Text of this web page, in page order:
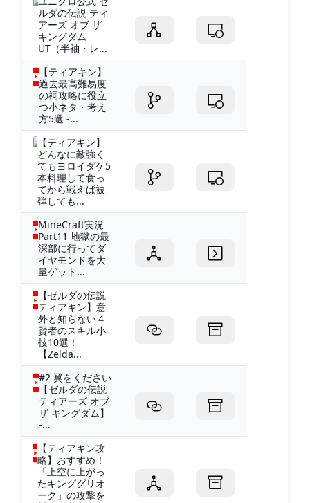
ルダの伝説 ティ
アーズ オブ ザ
キングダム
UT（半袖・レ...
【ティアキン】
過去最高難易度
の祠攻略に役立
つ小ネタ・考え
方5選 -...
【ティアキン】
どんなに敵強く
てもヨロイダケ5
本料理して食っ
てから戦えば被
弾しても...
MineCraft実況
Part11 地獄の最
深部に行ってダ
イヤモンドを大
量ゲット...
【ゼルダの伝説
ティアキン】意
外と知らない４
賢者のスキル小
技10選！
【Zelda...
#2 翼をください
【ゼルダの伝説
ティアーズ オブ
ザ キングダム】
-...
【ティアキン攻
略】おすすめ！
「上空に上がっ
たキンググリオ
ーク」の攻撃を